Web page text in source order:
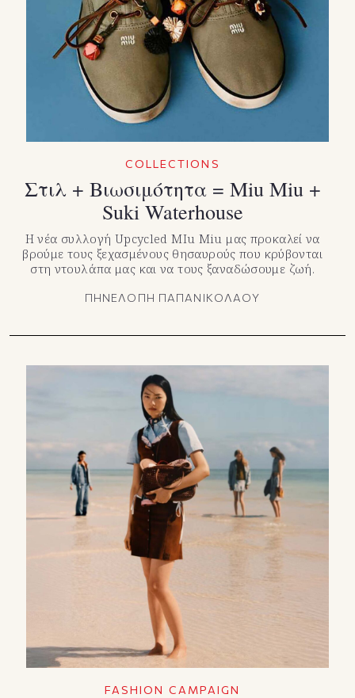
COLLECTIONS
Στιλ + Βιωσιμότητα = Miu Miu +
Suki Waterhouse
Η νέα συλλογή Upcycled MIu Miu μας προκαλεί να
βρούμε τους ξεχασμένους θησαυρούς που κρύβονται
στη ντουλάπα μας και να τους ξαναδώσουμε ζωή.
ΠΗΝΕΛΟΠΗ ΠΑΠΑΝΙΚΟΛΑΟΥ
FASHION CAMPAIGN